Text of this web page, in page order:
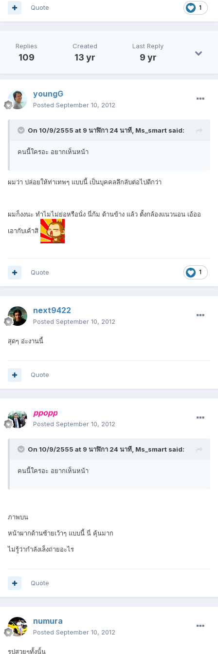
1
Quote
Replies
109
Created
13 yr
Last Reply
9 yr
youngG
Posted September 10, 2012
On 10/9/2555 at 9 นาฬิกา 24 นาที, Ms_smart said:
คนนี้ใครอะ อยากเห็นหน้า
ผมว่า ปล่อยให้ท่าเทพๆ แบบนี้ เป็นบุคคลลึกลับต่อไปดีกว่า
ผมก็งงนะ ทำไมไม่ย่อหรือนั่ง นี่ก้ม ด้านข้าง แล้ว ตั้งกล้องแนวนอน เอ้ออ
เอากับเค้าสิ
1
Quote
next9422
Posted September 10, 2012
สุดๆ อ่ะงานนี้
Quote
ppopp
Posted September 10, 2012
On 10/9/2555 at 9 นาฬิกา 24 นาที, Ms_smart said:
คนนี้ใครอะ อยากเห็นหน้า
ภาพบน
หน้าผากด้านซ้ายเว้าๆ แบบนี้ นี่ คุ้นมาก
ไม่รู้ว่ากำลังเล็งถ่ายอะไร
Quote
numura
Posted September 10, 2012
รูปสวยๆทั้งนั้น